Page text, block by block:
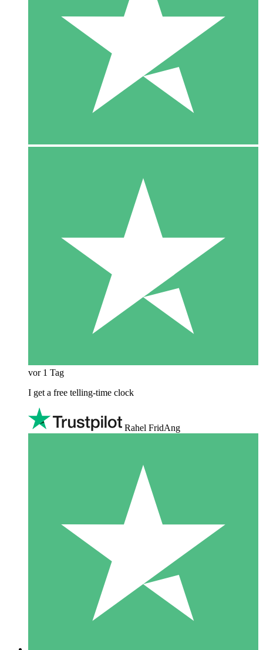
vor 1 Tag
I get a free telling-time clock
Rahel FridAng